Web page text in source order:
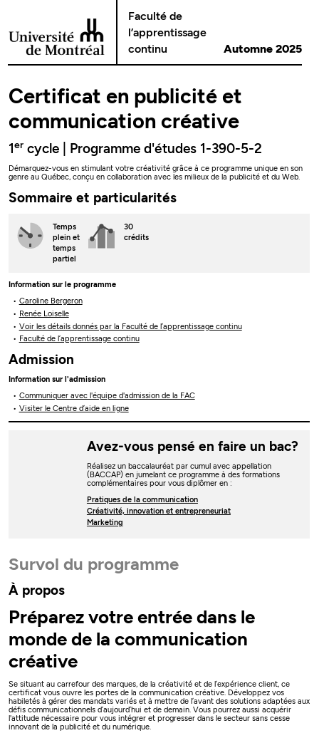
Faculté de
l’apprentissage
continu
Automne 2025
Certificat en publicité et
communication créative
1er cycle | Programme d'études 1-390-5-2
Démarquez-vous en stimulant votre créativité grâce à ce programme unique en son
genre au Québec, conçu en collaboration avec les milieux de la publicité et du Web.
Sommaire et particularités
Temps
plein et
temps
partiel
30
crédits
Information sur le programme
Caroline Bergeron
Renée Loiselle
Voir les détails donnés par la Faculté de l’apprentissage continu
Faculté de l’apprentissage continu
Admission
Information sur l'admission
Communiquer avec l'équipe d'admission de la FAC
Visiter le Centre d’aide en ligne
Avez-vous pensé en faire un bac?
Réalisez un baccalauréat par cumul avec appellation
(BACCAP) en jumelant ce programme à des formations
complémentaires pour vous diplômer en :
Pratiques de la communication
Créativité, innovation et entrepreneuriat
Marketing
Survol du programme
À propos
Préparez votre entrée dans le
monde de la communication
créative
Se situant au carrefour des marques, de la créativité et de l’expérience client, ce
certificat vous ouvre les portes de la communication créative. Développez vos
habiletés à gérer des mandats variés et à mettre de l’avant des solutions adaptées aux
défis communicationnels d’aujourd’hui et de demain. Vous pourrez aussi acquérir
l'attitude nécessaire pour vous intégrer et progresser dans le secteur sans cesse
innovant de la publicité et du numérique.